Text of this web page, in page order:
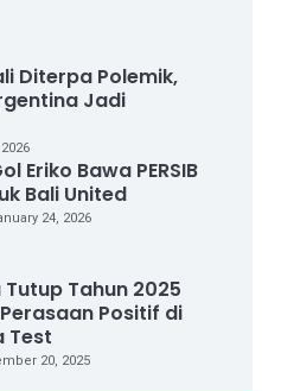
Diterpa Polemik,
Jadi
Eriko Bawa PERSIB
Bali United
24, 2026
Tahun 2025
Positif di
Test
20, 2025